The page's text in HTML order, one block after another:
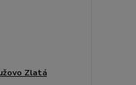
Zlatá